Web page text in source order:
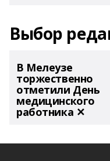
Выбор
В Мелеузе
торжественно
отметили День
медицинского
работника ✕